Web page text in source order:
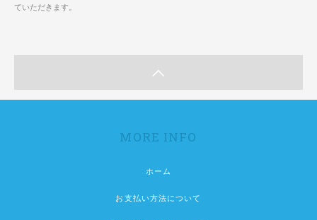
ていただきます。
MORE INFO
ホーム
お支払い方法について